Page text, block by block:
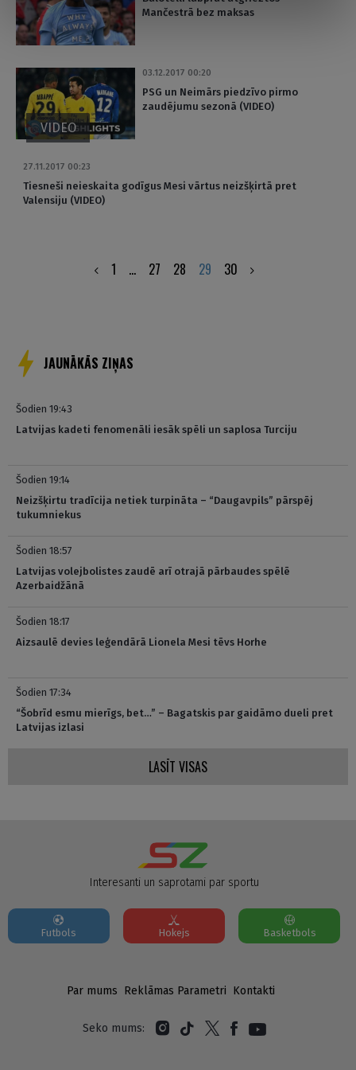
Mančestrā bez maksas
VIDEO
03.12.2017 00:20
PSG un Neimārs piedzīvo pirmo
zaudējumu sezonā (VIDEO)
27.11.2017 00:23
Tiesneši neieskaita godīgus Mesi vārtus neizšķirtā pret
Valensiju (VIDEO)
1 … 27 28 29 30
JAUNĀKĀS ZIŅAS
Šodien 19:43
Latvijas kadeti fenomenāli iesāk spēli un saplosa Turciju
Šodien 19:14
Neizšķirtu tradīcija netiek turpināta – “Daugavpils” pārspēj
tukumniekus
Šodien 18:57
Latvijas volejbolistes zaudē arī otrajā pārbaudes spēlē
Azerbaidžānā
Šodien 18:17
Aizsaulē devies leģendārā Lionela Mesi tēvs Horhe
Šodien 17:34
“Šobrīd esmu mierīgs, bet…” – Bagatskis par gaidāmo dueli pret
Latvijas izlasi
LASĪT VISAS
Interesanti un saprotami par sportu
Futbols Hokejs Basketbols
Par mums Reklāmas Parametri Kontakti
Seko mums: